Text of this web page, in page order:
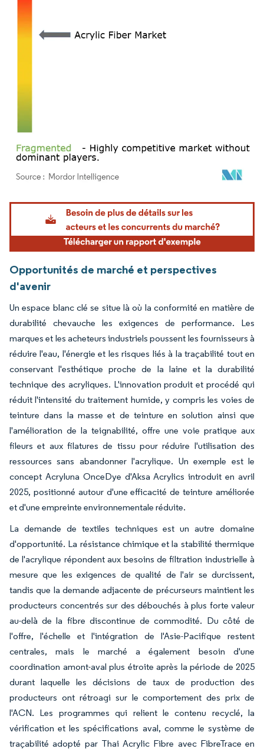
Image © Mordor Intelligence. La réutilisation nécessite une attribution sous CC BY
Opportunités de marché et perspectives
d'avenir
Un espace blanc clé se situe là où la conformité en matière de
durabilité chevauche les exigences de performance. Les
marques et les acheteurs industriels poussent les fournisseurs à
réduire l'eau, l'énergie et les risques liés à la traçabilité tout en
conservant l'esthétique proche de la laine et la durabilité
technique des acryliques. L'innovation produit et procédé qui
réduit l'intensité du traitement humide, y compris les voies de
teinture dans la masse et de teinture en solution ainsi que
l'amélioration de la teignabilité, offre une voie pratique aux
fileurs et aux filatures de tissu pour réduire l'utilisation des
ressources sans abandonner l'acrylique. Un exemple est le
concept Acryluna OnceDye d'Aksa Acrylics introduit en avril
2025, positionné autour d'une efficacité de teinture améliorée
et d'une empreinte environnementale réduite.
La demande de textiles techniques est un autre domaine
d'opportunité. La résistance chimique et la stabilité thermique
de l'acrylique répondent aux besoins de filtration industrielle à
mesure que les exigences de qualité de l'air se durcissent,
tandis que la demande adjacente de précurseurs maintient les
producteurs concentrés sur des débouchés à plus forte valeur
au-delà de la fibre discontinue de commodité. Du côté de
l'offre, l'échelle et l'intégration de l'Asie-Pacifique restent
centrales, mais le marché a également besoin d'une
coordination amont-aval plus étroite après la période de 2025
durant laquelle les décisions de taux de production des
producteurs ont rétroagi sur le comportement des prix de
l'ACN. Les programmes qui relient le contenu recyclé, la
vérification et les spécifications aval, comme le système de
traçabilité adopté par Thai Acrylic Fibre avec FibreTrace en